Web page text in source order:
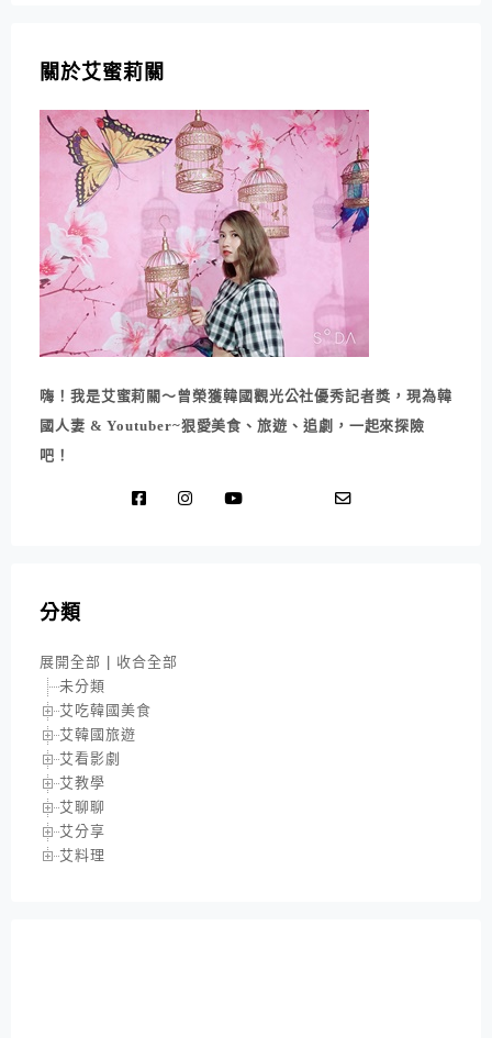
關於艾蜜莉關
嗨！我是艾蜜莉關～曾榮獲韓國觀光公社優秀記者獎，現為韓
國人妻 & Youtuber~狠愛美食、旅遊、追劇，一起來探險
吧！
分類
展開全部
收合全部
未分類
艾吃韓國美食
艾韓國旅遊
艾看影劇
艾教學
艾聊聊
艾分享
艾料理